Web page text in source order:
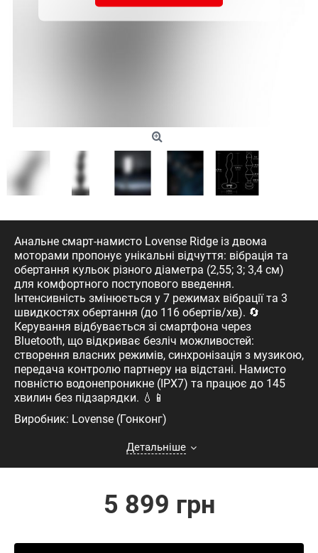
Анальне смарт-намисто Lovense Ridge із двома
моторами пропонує унікальні відчуття: вібрація та
обертання кульок різного діаметра (2,55; 3; 3,4 см)
для комфортного поступового введення.
Інтенсивність змінюється у 7 режимах вібрації та 3
швидкостях обертання (до 116 обертів/хв). 🔄
Керування відбувається зі смартфона через
Bluetooth, що відкриває безліч можливостей:
створення власних режимів, синхронізація з музикою,
передача контролю партнеру на відстані. Намисто
повністю водонепроникне (IPX7) та працює до 145
хвилин без підзарядки. 💧📱
Виробник: Lovense (Гонконг)
Детальніше
5 899 грн